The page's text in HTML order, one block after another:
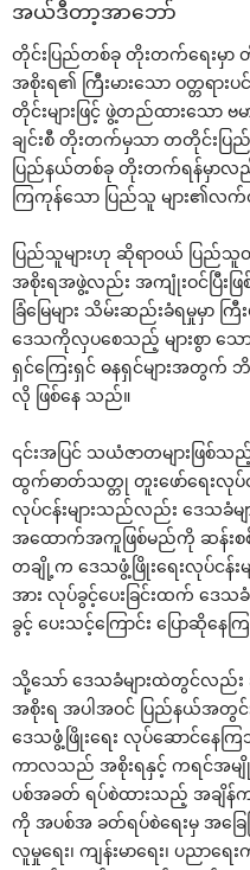
အယ်ဒီတာ့အာ‌ဘော်
တိုင်းပြည်တစ်ခု တိုးတက်‌ရေးမှာ
အစိုးရ၏ ကြီးမား‌သော ဝတ္တရား
တိုင်းများဖြင့် ဖွဲ့တည်ထား‌သော
ချင်းစီ တိုးတက်မှသာ တတိုင်းပ
ပြည်နယ်တစ်ခု တိုးတက်ရန်မှာလ
ကြကုန်‌သော ပြည်သူ များ၏လ
ပြည်သူများဟု ဆိုရာဝယ် ပြည်
အစိုးရအဖွဲ့လည်း အကျုံးဝင်ပြီး
ခြံ‌မြေများ သိမ်းဆည်းခံရမှုမှာ
ဒေသကိုလှပ‌စေသည့် များစွာ ‌သေ
ရှင်‌ကြေးရှင် ဓနရှင်များအတွ
လို ဖြစ်‌နေ သည်။
၎င်းအပြင် သယံဇာတများဖြစ်
ထွက်ဓာတ်သတ္တု တူး‌ဖော်‌ရေးလုပ်
လုပ်ငန်းများသည်လည်း ‌ဒေသခံမ
အ‌ထောက်အကူဖြစ်မည်ကို ဆန်း
တချို့က ‌ဒေသဖွံ့ဖြိုး‌ရေးလုပ်ငန်းမျာ
အား လုပ်ခွင့်‌ပေးခြင်းထက် ‌ဒ
ခွင့် ‌ပေးသင့်‌ကြောင်း ‌ပြောဆို‌နေ
သို့‌သော် ‌ဒေသခံများထဲတွင်လည်း
အစိုးရ အပါအဝင် ပြည်နယ်အတွင်
ဒေသဖွံ့ဖြိုး‌ရေး လုပ်‌ဆောင်‌နေက
ကာလသည် အစိုးရနှင့် ကရင်အမ
ပစ်အခတ် ရပ်စဲထားသည့် အချိန်က
ကို အပစ်အ ခတ်ရပ်စဲ‌ရေးမှ အ‌ခြေ
လူမှု‌ရေး၊ ကျန်းမာ‌ရေး၊ ပညာ‌ရ